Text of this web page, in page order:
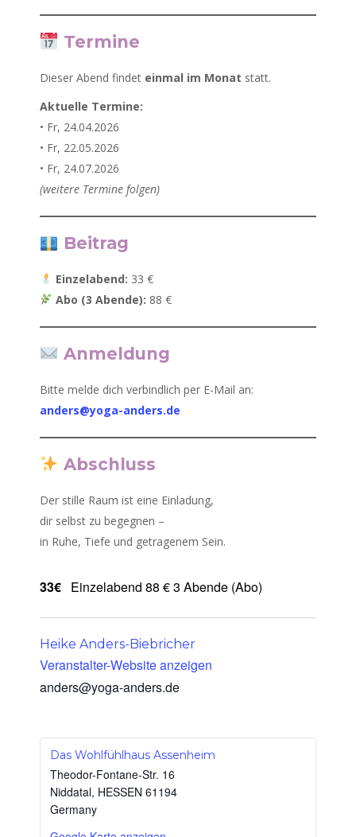
Termine
Dieser Abend findet einmal im Monat statt.
Aktuelle Termine:
• Fr, 24.04.2026
• Fr, 22.05.2026
• Fr, 24.07.2026
(weitere Termine folgen)
Beitrag
Einzelabend: 33 €
Abo (3 Abende): 88 €
Anmeldung
Bitte melde dich verbindlich per E-Mail an:
anders@yoga-anders.de
Abschluss
Der stille Raum ist eine Einladung,
dir selbst zu begegnen –
in Ruhe, Tiefe und getragenem Sein.
33€ Einzelabend 88 € 3 Abende (Abo)
Heike Anders-Biebricher
Veranstalter-Website anzeigen
anders@yoga-anders.de
Das Wohlfühlhaus Assenheim
Theodor-Fontane-Str. 16
Niddatal, HESSEN 61194
Germany